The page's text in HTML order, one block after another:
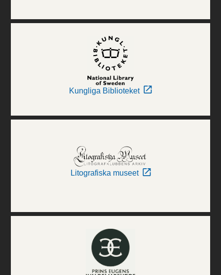
Kungliga Biblioteket
Litografiska museet